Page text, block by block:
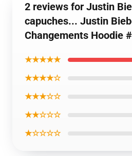
2 reviews for Justin
capuches... Justin
Changements Hoodie
★★★★★
★★★★☆
★★★☆☆
★★☆☆☆
★☆☆☆☆